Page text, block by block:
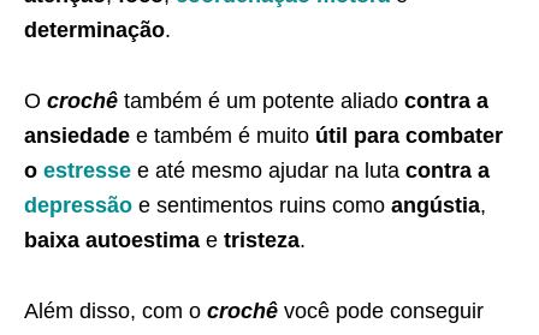
determinação.
O crochê também é um potente aliado contra a
ansiedade e também é muito útil para combater
o estresse e até mesmo ajudar na luta contra a
depressão e sentimentos ruins como angústia,
baixa autoestima e tristeza.
Além disso, com o crochê você pode conseguir